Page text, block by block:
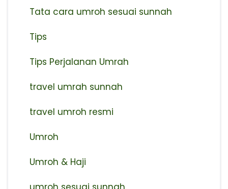
Tata cara umroh sesuai sunnah
Tips
Tips Perjalanan Umrah
travel umrah sunnah
travel umroh resmi
Umroh
Umroh & Haji